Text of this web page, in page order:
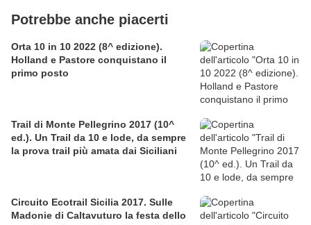
Potrebbe anche piacerti
Orta 10 in 10 2022 (8^ edizione).
Holland e Pastore conquistano il
primo posto
Trail di Monte Pellegrino 2017 (10^
ed.). Un Trail da 10 e lode, da sempre
la prova trail più amata dai Siciliani
Circuito Ecotrail Sicilia 2017. Sulle
Madonie di Caltavuturo la festa dello